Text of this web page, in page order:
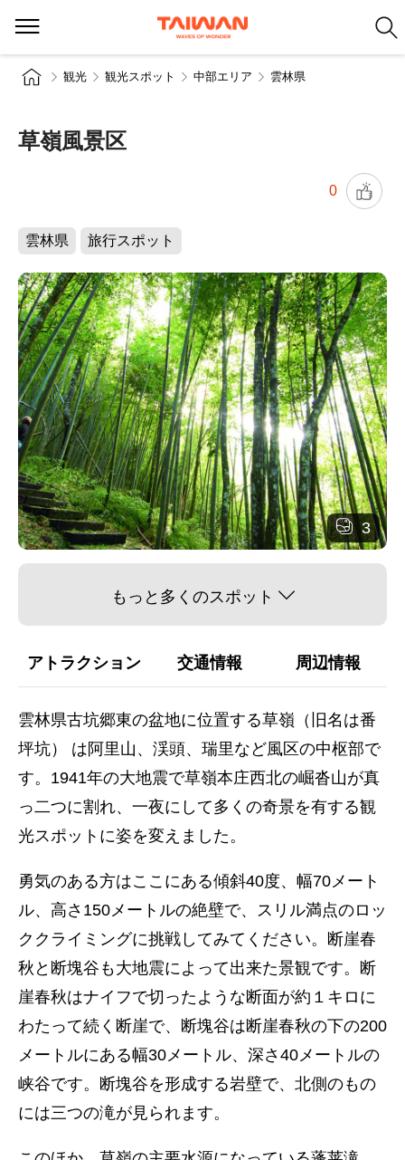
観光 観光スポット 中部エリア 雲林県
草嶺風景区
0
雲林県 旅行スポット
3
もっと多くのスポット
アトラクション 交通情報 周辺情報
雲林県古坑郷東の盆地に位置する草嶺（旧名は番
坪坑） は阿里山、渓頭、瑞里など風区の中枢部で
す。1941年の大地震で草嶺本庄西北の崛沓山が真
っ二つに割れ、一夜にして多くの奇景を有する観
光スポットに姿を変えました。
勇気のある方はここにある傾斜40度、幅70メート
ル、高さ150メートルの絶壁で、スリル満点のロッ
ククライミングに挑戦してみてください。断崖春
秋と断塊谷も大地震によって出来た景観です。断
崖春秋はナイフで切ったような断面が約１キロに
わたって続く断崖で、断塊谷は断崖春秋の下の200
メートルにある幅30メートル、深さ40メートルの
峡谷です。断塊谷を形成する岩壁で、北側のもの
には三つの滝が見られます。